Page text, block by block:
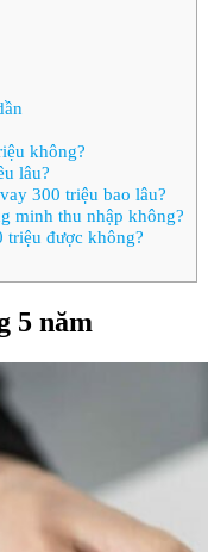
không?
lâu?
300 triệu bao lâu?
minh thu nhập không?
triệu được không?
5 năm